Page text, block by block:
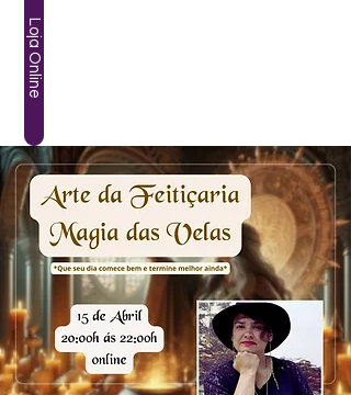
Loja Online